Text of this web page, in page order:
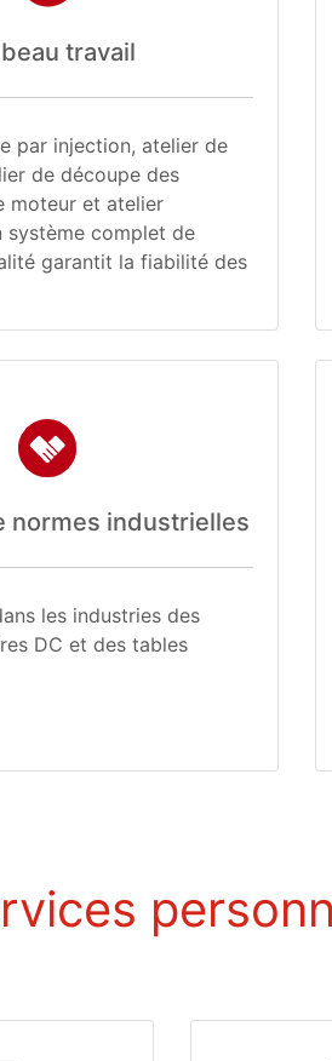
travail
par injection, atelier de
de découpe des
moteur et atelier
système complet de
garantit la fiabilité des
normes industrielles
les industries des
DC et des tables